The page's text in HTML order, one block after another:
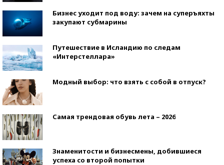
Бизнес уходит под воду: зачем на суперъяхты
закупают субмарины
Путешествие в Исландию по следам
«Интерстеллара»
Модный выбор: что взять с собой в отпуск?
Самая трендовая обувь лета – 2026
Знаменитости и бизнесмены, добившиеся
успеха со второй попытки